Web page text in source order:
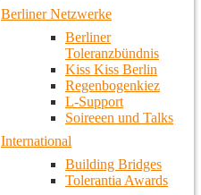
Berliner Netzwerke
Berliner
Toleranzbündnis
Kiss Kiss Berlin
Regenbogenkiez
L-Support
Soireeen und Talks
International
Building Bridges
Tolerantia Awards